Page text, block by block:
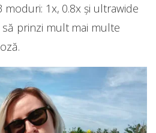
moduri: 1x, 0.8x și ultrawide
prinzi mult mai multe